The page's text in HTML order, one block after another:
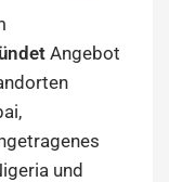
Angebot
und